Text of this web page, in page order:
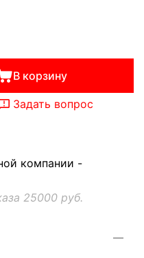
В корзину
Задать вопрос
компании -
25000 руб.